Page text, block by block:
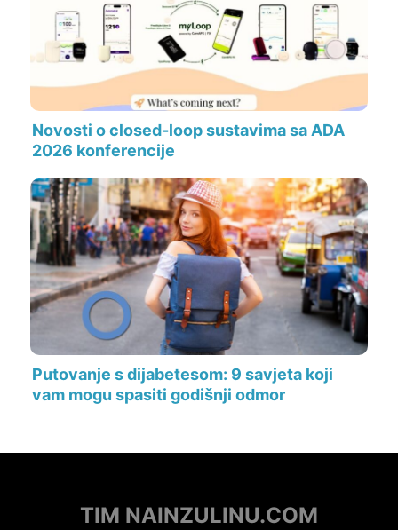
Novosti o closed-loop sustavima sa ADA
2026 konferencije
Putovanje s dijabetesom: 9 savjeta koji
vam mogu spasiti godišnji odmor
TIM NAINZULINU.COM